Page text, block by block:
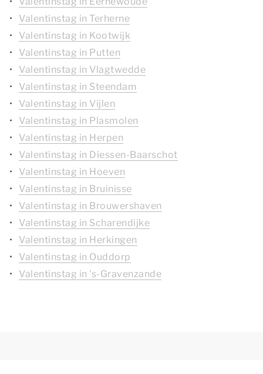
Valentinstag in Terherne
Valentinstag in Kootwijk
Valentinstag in Putten
Valentinstag in Vlagtwedde
Valentinstag in Steendam
Valentinstag in Vijlen
Valentinstag in Plasmolen
Valentinstag in Herpen
Valentinstag in Diessen-Baarschot
Valentinstag in Hoeven
Valentinstag in Bruinisse
Valentinstag in Brouwershaven
Valentinstag in Scharendijke
Valentinstag in Herkingen
Valentinstag in Ouddorp
Valentinstag in 's-Gravenzande